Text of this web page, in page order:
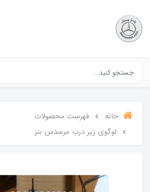
خانه
فهرست محصولات
لوگوی زیر درب مرسدس بنز